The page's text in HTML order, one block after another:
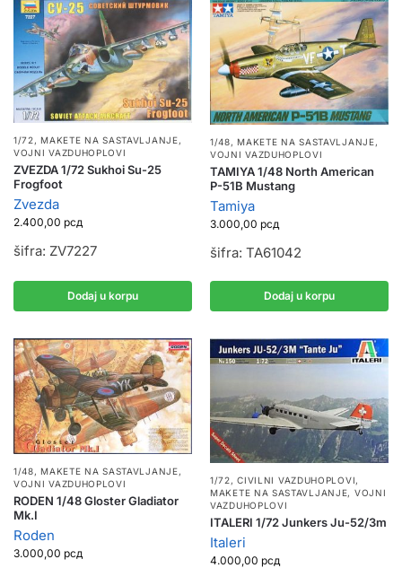
1/72,MAKETE NA SASTAVLJANJE,
VOJNI VAZDUHOPLOVI
ZVEZDA 1/72 Sukhoi Su-25
Frogfoot
Zvezda
2.400,00 рсд
šifra: ZV7227
Dodaj u korpu
1/48,MAKETE NA SASTAVLJANJE,
VOJNI VAZDUHOPLOVI
TAMIYA 1/48 North American
P-51B Mustang
Tamiya
3.000,00 рсд
šifra: TA61042
Dodaj u korpu
1/48,MAKETE NA SASTAVLJANJE,
VOJNI VAZDUHOPLOVI
RODEN 1/48 Gloster Gladiator
Mk.I
Roden
3.000,00 рсд
1/72,CIVILNI VAZDUHOPLOVI,
MAKETE NA SASTAVLJANJE, VOJNI
VAZDUHOPLOVI
ITALERI 1/72 Junkers Ju-52/3m
Italeri
4.000,00 рсд